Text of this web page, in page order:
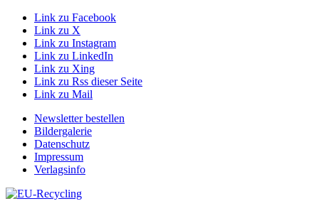
Link zu Facebook
Link zu X
Link zu Instagram
Link zu LinkedIn
Link zu Xing
Link zu Rss dieser Seite
Link zu Mail
Newsletter bestellen
Bildergalerie
Datenschutz
Impressum
Verlagsinfo